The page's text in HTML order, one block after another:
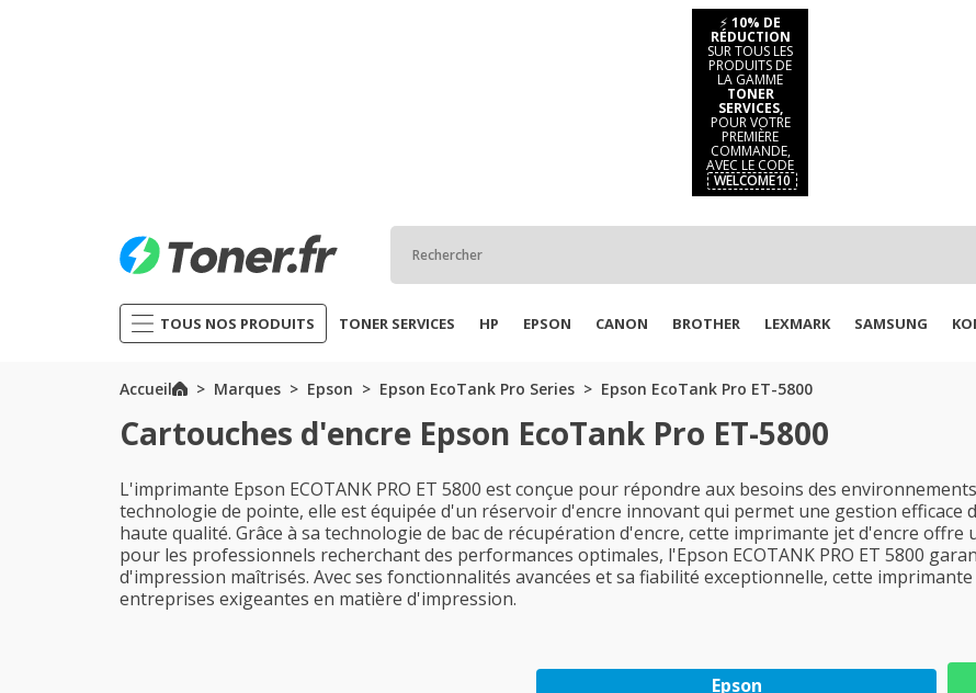
⚡ 10% DE
RÉDUCTION
SUR TOUS LES
PRODUITS DE
LA GAMME
TONER
SERVICES,
POUR VOTRE
PREMIÈRE
COMMANDE,
AVEC LE CODE
WELCOME10
TOUS NOS PRODUITS TONER SERVICES HP EPSON CANON BROTHER LEXMARK SAMSUNG
Accueil Marques Epson Epson EcoTank Pro Series Epson EcoTank Pro ET-5800
Cartouches d'encre Epson EcoTank Pro ET-5800
L'imprimante Epson ECOTANK PRO ET 5800 est conçue pour répondre aux besoins des
technologie de pointe, elle est équipée d'un réservoir d'encre innovant qui permet une gestion efficace
haute qualité. Grâce à sa technologie de bac de récupération d'encre, cette imprimante jet d'encre
pour les professionnels recherchant des performances optimales, l'Epson ECOTANK PRO ET 5800
d'impression maîtrisés. Avec ses fonctionnalités avancées et sa fiabilité exceptionnelle, cette
entreprises exigeantes en matière d'impression.
Epson